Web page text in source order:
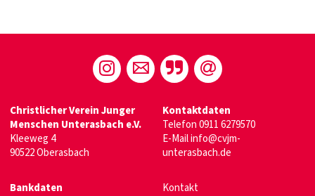
Christlicher Verein Junger
Menschen Unterasbach e.V.
Kleeweg 4
90522 Oberasbach
Kontaktdaten
Telefon0911 6279570
E-Mailinfo@cvjm-
unterasbach.de
Bankdaten
Kontakt